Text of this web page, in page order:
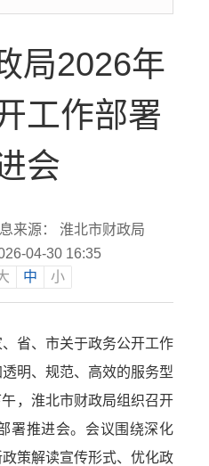
局2026年
工作部署
会
来源： 淮北市财政局
04-30 16:35
中 小
省、市关于政务公开工作
明、规范、高效的服务型
，淮北市财政局组织召开
署推进会。会议围绕深化
策解读宣传形式、优化政